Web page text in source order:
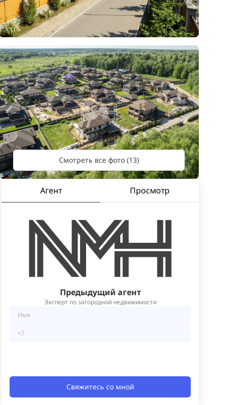
Смотреть все фото (13)
Агент Просмотр
Предыдущий агент
Эксперт по загородной недвижимости
Свяжитесь со мной